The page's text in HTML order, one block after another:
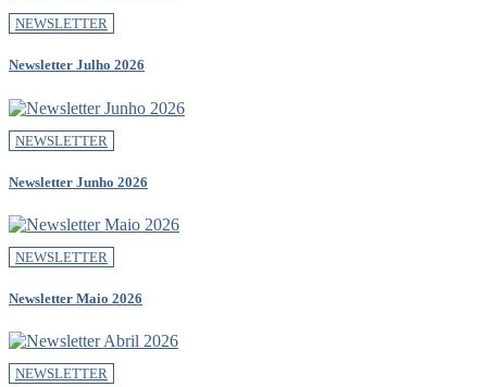
NEWSLETTER
Newsletter Julho 2026
NEWSLETTER
Newsletter Junho 2026
NEWSLETTER
Newsletter Maio 2026
NEWSLETTER